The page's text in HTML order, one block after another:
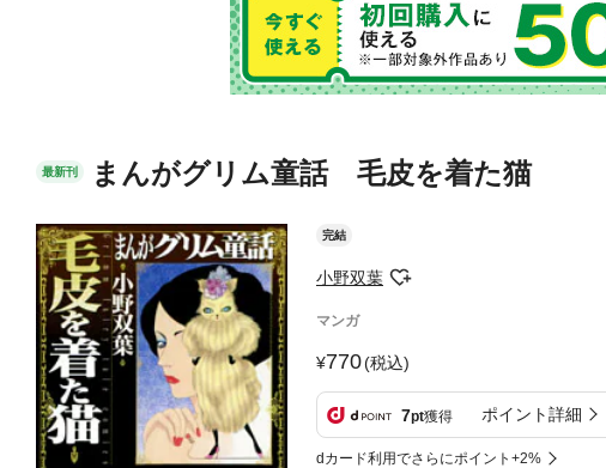
最新刊 まんがグリム童話 毛皮を着た猫
完結
小野双葉
マンガ
770(税込)
7pt獲得 ポイント詳細
dカード利用でさらにポイント+2%